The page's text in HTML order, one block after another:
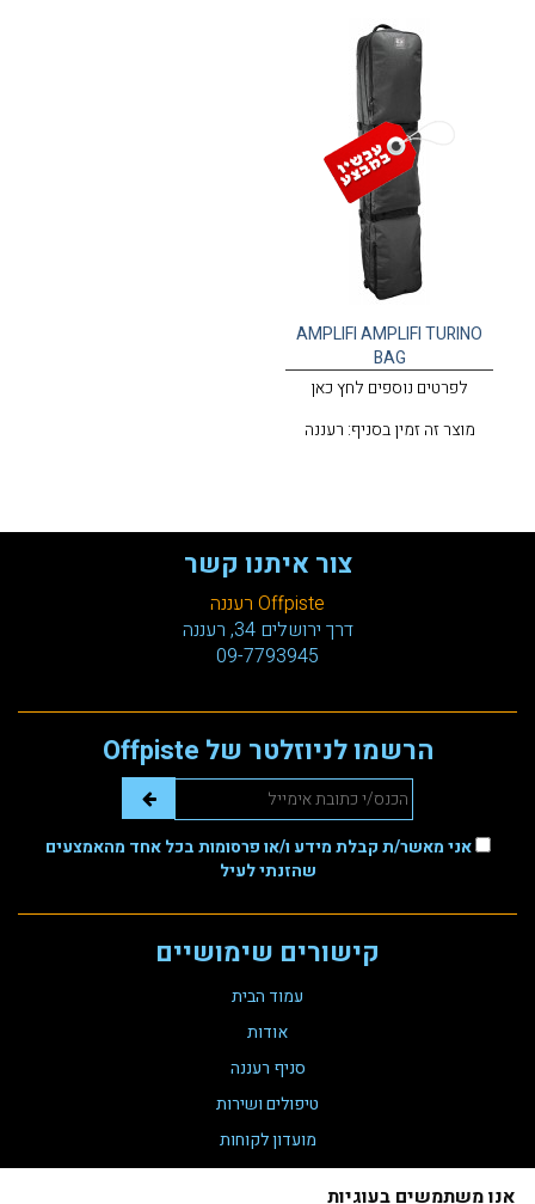
אנו משתמשים בעוגיות
AMPLIFI AMPLIFI TURINO
BAG
לפרטים נוספים לחץ כאן
מוצר זה זמין בסניף: רעננה
קישורים שימושיים
עמוד הבית
אודות
סניף רעננה
טיפולים ושירות
מועדון לקוחות
צור קשר
הרשמו לניוזלטר של Offpiste
אני מאשר/ת קבלת מידע ו/או פרסומות בכל אחד מהאמצעים
שהזנתי לעיל
צור איתנו קשר
Offpiste רעננה
דרך ירושלים 34, רעננה
09-7793945